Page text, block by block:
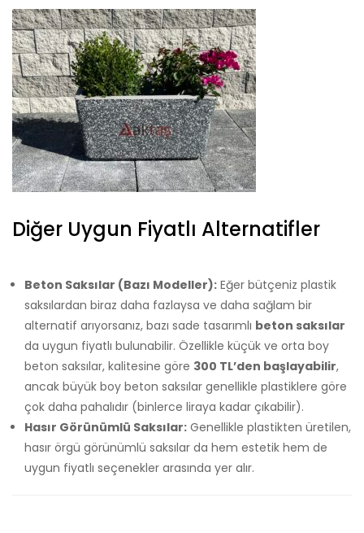
Diğer Uygun Fiyatlı Alternatifler
Beton Saksılar (Bazı Modeller): Eğer bütçeniz plastik
saksılardan biraz daha fazlaysa ve daha sağlam bir
alternatif arıyorsanız, bazı sade tasarımlı beton saksılar
da uygun fiyatlı bulunabilir. Özellikle küçük ve orta boy
beton saksılar, kalitesine göre 300 TL’den başlayabilir,
ancak büyük boy beton saksılar genellikle plastiklere göre
çok daha pahalıdır (binlerce liraya kadar çıkabilir).
Hasır Görünümlü Saksılar: Genellikle plastikten üretilen,
hasır örgü görünümlü saksılar da hem estetik hem de
uygun fiyatlı seçenekler arasında yer alır.